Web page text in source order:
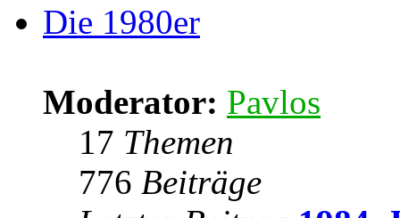
Die 1980er
Moderator: Pavlos
17 Themen
776 Beiträge